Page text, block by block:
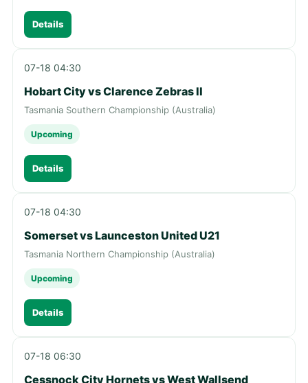
Details
07-18 04:30
Hobart City vs Clarence Zebras II
Tasmania Southern Championship (Australia)
Upcoming
Details
07-18 04:30
Somerset vs Launceston United U21
Tasmania Northern Championship (Australia)
Upcoming
Details
07-18 06:30
Cessnock City Hornets vs West Wallsend